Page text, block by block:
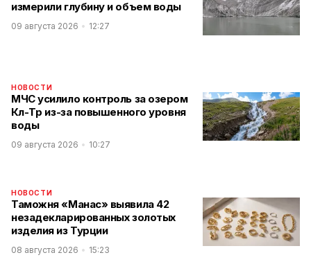
измерили глубину и объем воды
09 августа 2026 12:27
НОВОСТИ
МЧС усилило контроль за озером
Көл-Төр из-за повышенного уровня
воды
09 августа 2026 10:27
НОВОСТИ
Таможня «Манас» выявила 42
незадекларированных золотых
изделия из Турции
08 августа 2026 15:23